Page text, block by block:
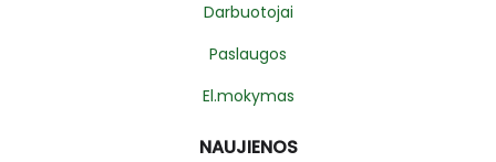
Darbuotojai
Paslaugos
El.mokymas
NAUJIENOS